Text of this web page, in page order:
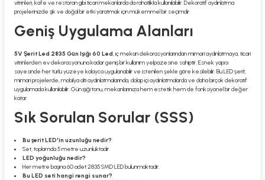
vitrinleri, kafe ve restoran gibi ticari mekanlarda da rahatlıkla kullanılabilir. Dekoratif aydınlatma
projelerinizde şık ve doğal bir etki yaratmak için mükemmel bir seçimdir.
Geniş Uygulama Alanları
5V Şerit Led 2835 Gün Işığı 60 Led, iç mekan dekorasyonlarından mimari aydınlatmaya, ticari
vitrinlerden ev dekorasyonuna kadar geniş bir kullanım yelpazesine sahiptir. Esnek yapısı
sayesinde her türlü yüzeye kolayca uygulanabilir ve istenilen şekle göre kesilebilir. Bu LED şerit,
mimari projelerde, mobilya altı aydınlatmalarında, dolap içi aydınlatmalarda ve daha birçok dekoratif
uygulamada kullanılabilir. Gün ışığı tonu, mekanlarınıza hem estetik hem de fonksiyonel bir değer
katar.
Sık Sorulan Sorular (SSS)
Bu şerit LED'in uzunluğu nedir?
Set, toplamda 5 metre uzunluktadır.
LED yoğunluğu nedir?
Her metre başına 60 adet 2835 SMD LED bulunmaktadır.
Bu LED seti hangi rengi sunar?